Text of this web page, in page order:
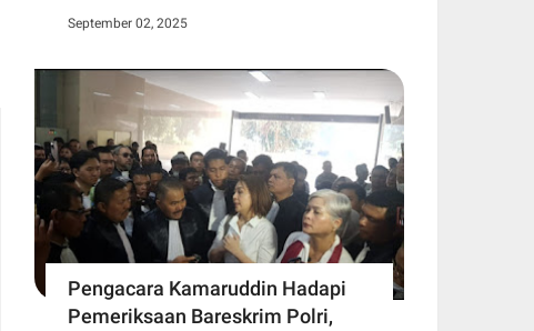
September 02, 2025
Pengacara Kamaruddin Hadapi
Pemeriksaan Bareskrim Polri,